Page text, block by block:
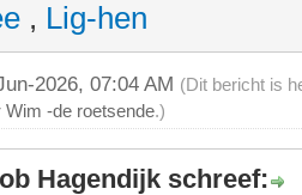
, Lig-hen
2026, 07:04 AM (Dit bericht is
Wim -de roetsende.)
Hagendijk schreef: